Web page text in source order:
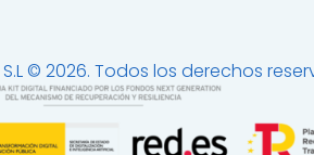
Sea Recovery
Samyung
Rocna
© 2026. Todos los derechos